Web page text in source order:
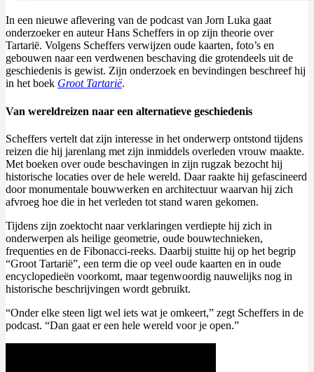
In een nieuwe aflevering van de podcast van Jorn Luka gaat
onderzoeker en auteur Hans Scheffers in op zijn theorie over
Tartarië. Volgens Scheffers verwijzen oude kaarten, foto’s en
gebouwen naar een verdwenen beschaving die grotendeels uit de
geschiedenis is gewist. Zijn onderzoek en bevindingen beschreef hij
in het boek Groot Tartarië.
Van wereldreizen naar een alternatieve geschiedenis
Scheffers vertelt dat zijn interesse in het onderwerp ontstond tijdens
reizen die hij jarenlang met zijn inmiddels overleden vrouw maakte.
Met boeken over oude beschavingen in zijn rugzak bezocht hij
historische locaties over de hele wereld. Daar raakte hij gefascineerd
door monumentale bouwwerken en architectuur waarvan hij zich
afvroeg hoe die in het verleden tot stand waren gekomen.
Tijdens zijn zoektocht naar verklaringen verdiepte hij zich in
onderwerpen als heilige geometrie, oude bouwtechnieken,
frequenties en de Fibonacci-reeks. Daarbij stuitte hij op het begrip
“Groot Tartarië”, een term die op veel oude kaarten en in oude
encyclopedieën voorkomt, maar tegenwoordig nauwelijks nog in
historische beschrijvingen wordt gebruikt.
“Onder elke steen ligt wel iets wat je omkeert,” zegt Scheffers in de
podcast. “Dan gaat er een hele wereld voor je open.”